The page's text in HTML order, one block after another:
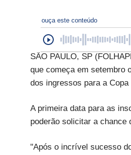
ouça este conteúdo
SÃO PAULO, SP
que começa em setembro
dos ingressos para a Copa
A primeira data para as
poderão solicitar a chance
"Após o incrível sucesso